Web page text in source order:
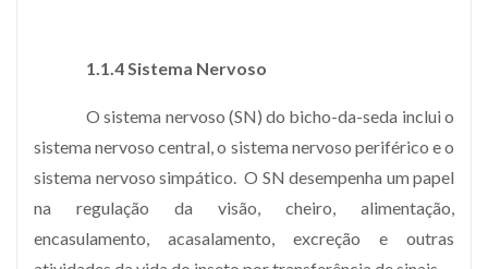
1.1.4 Sistema Nervoso
O sistema nervoso (SN) do bicho-da-seda inclui o
sistema nervoso central, o sistema nervoso periférico e o
sistema nervoso simpático. O SN desempenha um papel
na regulação da visão, cheiro, alimentação,
encasulamento, acasalamento, excreção e outras